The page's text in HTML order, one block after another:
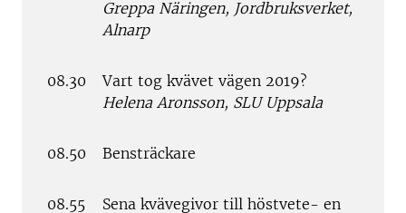
Greppa Näringen, Jordbruksverket,
Alnarp
08.30
Vart tog kvävet vägen 2019?
Helena Aronsson, SLU Uppsala
08.50 Bensträckare
08.55
Sena kvävegivor till höstvete- en